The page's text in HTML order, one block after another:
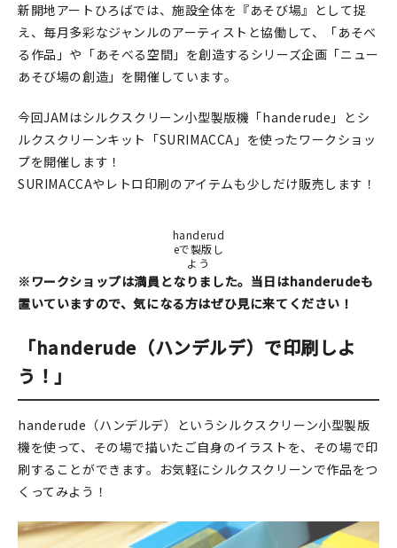
ギャラリー
おしらせ
マイアカウント
カートを見る
よくある質問
新開地アートひろばでは、施設全体を『あそび場』として捉
え、毎月多彩なジャンルのアーティストと協働して、「あそべ
る作品」や「あそべる空間」を創造するシリーズ企画「ニュー
あそび場の創造」を開催しています。
今回JAMはシルクスクリーン小型製版機「handerude」とシ
ルクスクリーンキット「SURIMACCA」を使ったワークショッ
プを開催します！
SURIMACCAやレトロ印刷のアイテムも少しだけ販売します！
handerud
eで製版し
よう
※ワークショップは満員となりました。当日はhanderudeも
置いていますので、気になる方はぜひ見に来てください！
「handerude（ハンデルデ）で印刷しよ
う！」
handerude（ハンデルデ）というシルクスクリーン小型製版
機を使って、その場で描いたご自身のイラストを、その場で印
刷することができます。お気軽にシルクスクリーンで作品をつ
くってみよう！